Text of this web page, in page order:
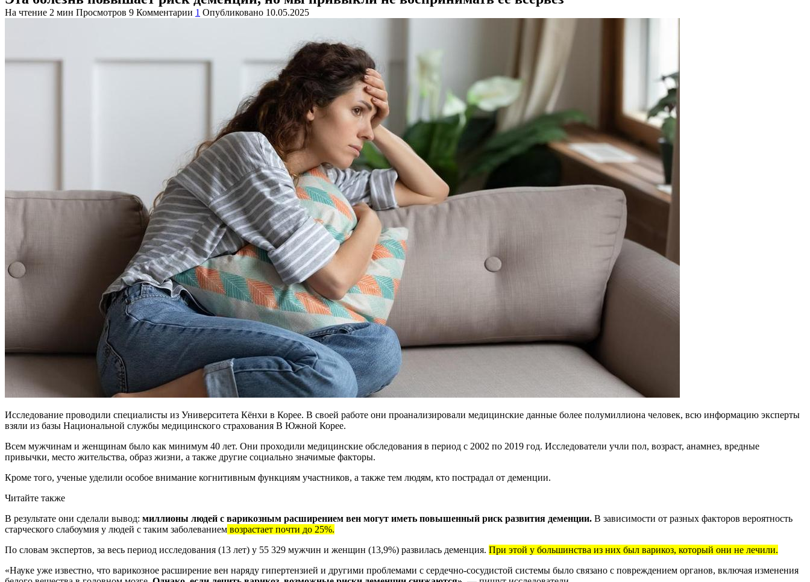
На чтение 2 мин Просмотров 9 Комментарии 1 Опубликовано 10.05.2025
Исследование проводили специалисты из Университета Кёнхи в Корее. В своей работе они проанализировали медицинские данные более полумиллиона человек, всю информацию эксперты
взяли из базы Национальной службы медицинского страхования В Южной Корее.
Всем мужчинам и женщинам было как минимум 40 лет. Они проходили медицинские обследования в период с 2002 по 2019 год. Исследователи учли пол, возраст, анамнез, вредные
привычки, место жительства, образ жизни, а также другие социально значимые факторы.
Кроме того, ученые уделили особое внимание когнитивным функциям участников, а также тем людям, кто пострадал от деменции.
Читайте также
В результате они сделали вывод: миллионы людей с варикозным расширением вен могут иметь повышенный риск развития деменции. В зависимости от разных факторов вероятность
старческого слабоумия у людей с таким заболеванием возрастает почти до 25%.
По словам экспертов, за весь период исследования (13 лет) у 55 329 мужчин и женщин (13,9%) развилась деменция. При этой у большинства из них был варикоз, который они не лечили.
«Науке уже известно, что варикозное расширение вен наряду гипертензией и другими проблемами с сердечно-сосудистой системы было связано с повреждением органов, включая изменения